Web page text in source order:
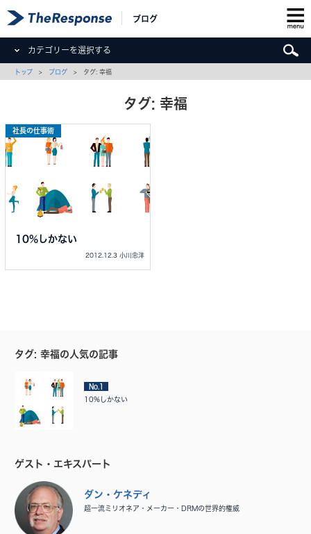
ブログ
カテゴリーを選択する
トップ > ブログ > タグ: 幸福
タグ: 幸福
社長の仕事術
10%しかない
2012.12.3 小川忠洋
タグ: 幸福の人気の記事
No.1
10%しかない
ゲスト・エキスパート
ダン・ケネディ
超一流ミリオネア・メーカー・DRMの世界的権威